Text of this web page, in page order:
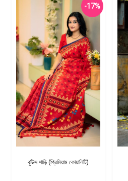
-17%
বুটিক্স শাড়ি (প্রিমিয়াম কোয়ালিটি)